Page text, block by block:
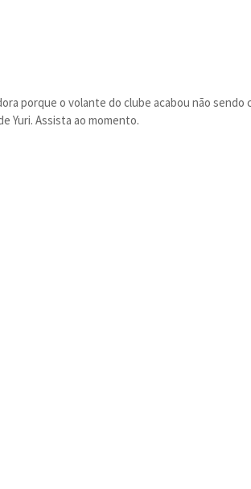
porque o volante do clube acabou não sendo
Yuri. Assista ao momento.